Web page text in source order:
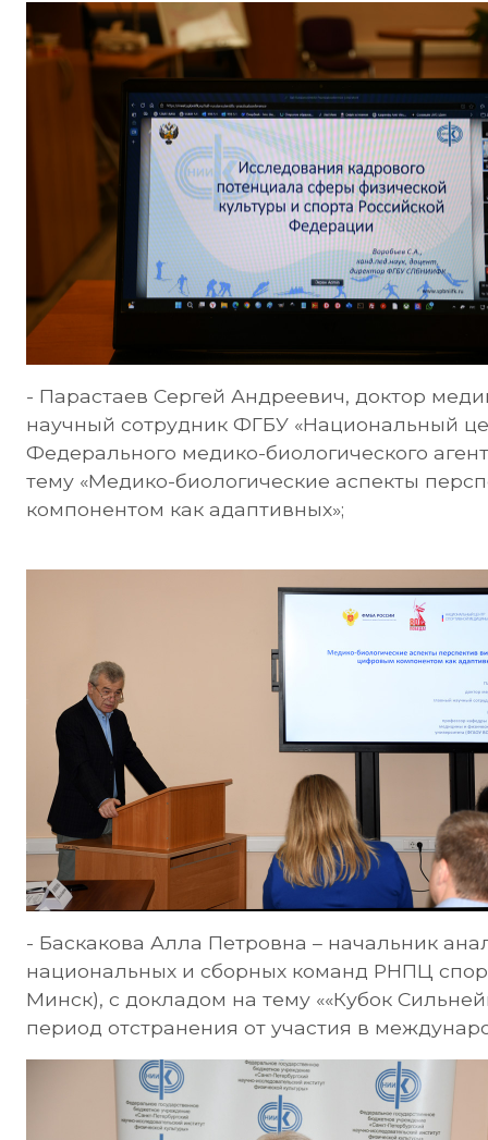
- Парастаев Сергей Андреевич, доктор
научный сотрудник ФГБУ «Национальный
Федерального медико-биологического
тему «Медико-биологические аспекты
компонентом как адаптивных»;
- Баскакова Алла Петровна – начальник
национальных и сборных команд РНПЦ
Минск), с докладом на тему ««Кубок
период отстранения от участия в